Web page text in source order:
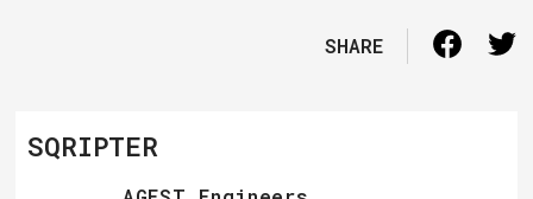
SHARE
SQRIPTER